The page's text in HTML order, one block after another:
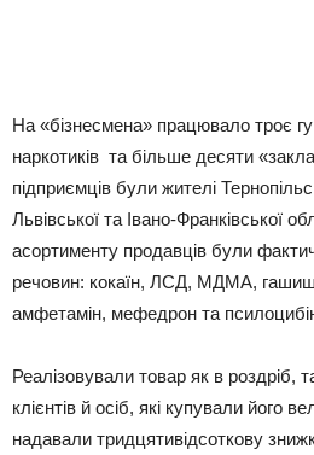
На «бізнесмена» працювало троє
наркотиків та більше десяти
підприємців були жителі
Львівської та Івано-Франківської
асортименту продавців були
речовин: кокаїн, ЛСД, МДМА,
амфетамін, мефедрон та
Реалізовували товар як в роздріб,
клієнтів й осіб, які купували його
надавали тридцятивідсоткову